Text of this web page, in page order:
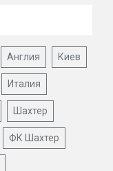
Англия Киев
Италия
Шахтер
ФК Шахтер